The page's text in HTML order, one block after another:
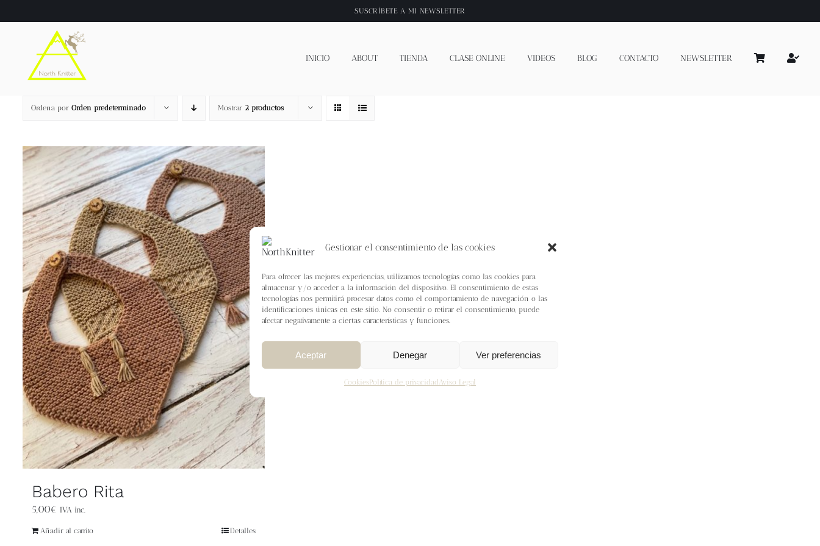
Gestionar el consentimiento de las cookies
Para ofrecer las mejores experiencias, utilizamos tecnologías como las cookies para
almacenar y/o acceder a la información del dispositivo. El consentimiento de estas
tecnologías nos permitirá procesar datos como el comportamiento de navegación o las
identificaciones únicas en este sitio. No consentir o retirar el consentimiento, puede
afectar negativamente a ciertas características y funciones.
Aceptar Denegar Ver preferencias
CookiesPolítica de privacidad Aviso Legal
al
SUSCRÍBETE A MI NEWSLETTER
INICIO ABOUT TIENDA CLASE ONLINE VIDEOS BLOG CONTACTO NEWSLETTER
Ordena por Orden predeterminado Mostrar 2 productos
Babero Rita
5,00€ IVA inc.
Añadir al carrito Detalles